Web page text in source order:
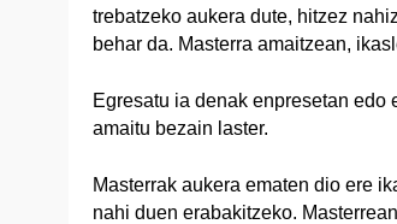
trebatzeko aukera dute, hitzez
behar da. Masterra amaitzean,
Egresatu ia denak enpresetan edo
amaitu bezain laster.
Masterrak aukera ematen dio ere
nahi duen erabakitzeko.